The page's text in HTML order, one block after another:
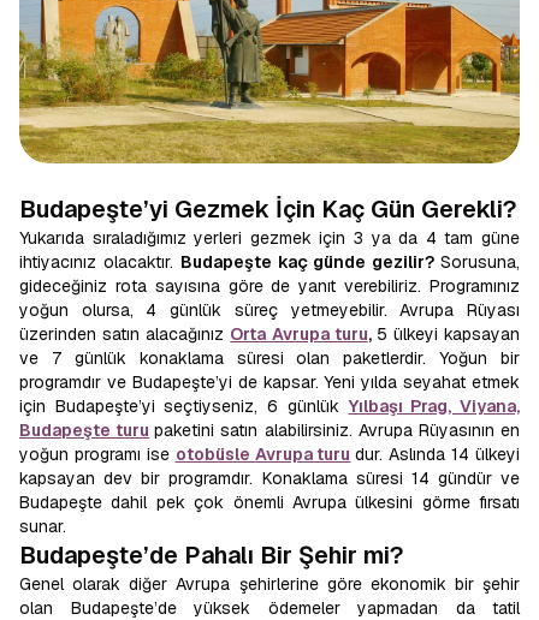
Budapeşte’yi Gezmek İçin Kaç Gün Gerekli?
Yukarıda sıraladığımız yerleri gezmek için 3 ya da 4 tam güne
ihtiyacınız olacaktır. Budapeşte kaç günde gezilir?Sorusuna,
gideceğiniz rota sayısına göre de yanıt verebiliriz. Programınız
yoğun olursa, 4 günlük süreç yetmeyebilir. Avrupa Rüyası
üzerinden satın alacağınız Orta Avrupa turu, 5 ülkeyi kapsayan
ve 7 günlük konaklama süresi olan paketlerdir. Yoğun bir
programdır ve Budapeşte’yi de kapsar. Yeni yılda seyahat etmek
için Budapeşte’yi seçtiyseniz, 6 günlükYılbaşı Prag, Viyana,
Budapeşte turu paketini satın alabilirsiniz. Avrupa Rüyasının en
yoğun programı ise otobüsle Avrupa turu dur. Aslında 14 ülkeyi
kapsayan dev bir programdır. Konaklama süresi 14 gündür ve
Budapeşte dahil pek çok önemli Avrupa ülkesini görme fırsatı
sunar.
Budapeşte’de Pahalı Bir Şehir mi?
Genel olarak diğer Avrupa şehirlerine göre ekonomik bir şehir
olan Budapeşte’de yüksek ödemeler yapmadan da tatil